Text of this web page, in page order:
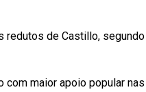
redutos de Castillo, segundo
com maior apoio popular nas